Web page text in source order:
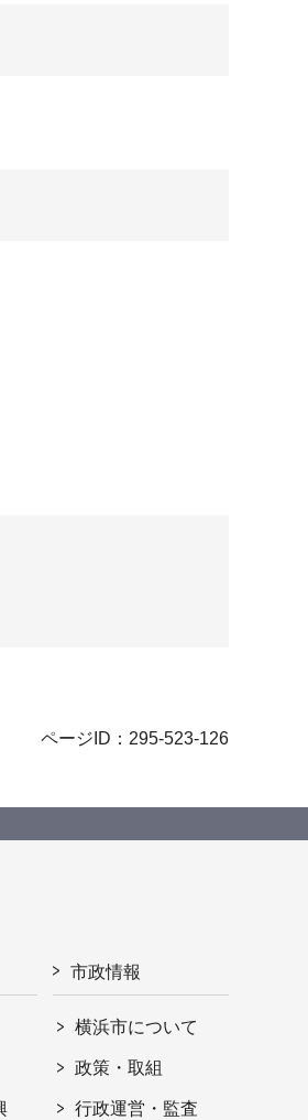
ページID：295-523-126
市政情報
横浜市について
政策・取組
行政運営・監査